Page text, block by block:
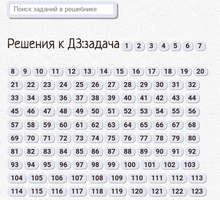
Решения к ДЗ:задача 1 2 3 4 5 6 7
8 9 10 11 12 13 14 15 16 17 18 19
20
21
22 23 24 25 26 27 28 29 30 31
32
33
34 35 36 37 38 39 40 41 42 43
44
45
46 47 48 49 50 51 52 53 54 55
56
57
58 59 60 61 62 63 64 65 66 67
68
69
70 71 72 73 74 75 76 77 78 79
80
81
82 83 84 85 86 87 88 89 90 91
92
93
94 95 96 97 98 99 100 101 102
103
104
105 106 107 108 109 110 111 112
113
114
115 116 117 118 119 120 121 122
123